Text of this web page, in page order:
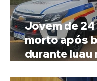
Jovem de 24
morto após
durante luau